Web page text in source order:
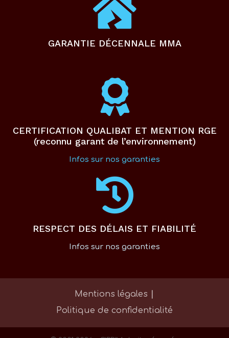
GARANTIE DÉCENNALE MMA
CERTIFICATION QUALIBAT ET MENTION RGE
(reconnu garant de l’environnement)
Infos sur nos garanties
RESPECT DES DÉLAIS ET FIABILITÉ
Infos sur nos garanties
Mentions légales
Politique de confidentialité